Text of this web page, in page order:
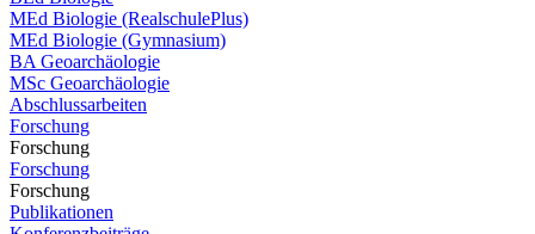
MEd Biologie (RealschulePlus)
MEd Biologie (Gymnasium)
BA Geoarchäologie
MSc Geoarchäologie
Abschlussarbeiten
Forschung
Forschung
Forschung
Forschung
Publikationen